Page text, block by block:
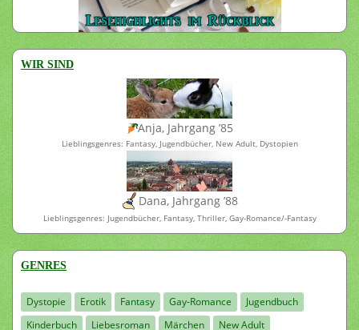
WIR SIND
Anja, Jahrgang ’85
Lieblingsgenres: Fantasy, Jugendbücher, New Adult, Dystopien
Dana, Jahrgang ’88
Lieblingsgenres: Jugendbücher, Fantasy, Thriller, Gay-Romance/-Fantasy
GENRES
Dystopie Erotik Fantasy Gay-Romance
Jugendbuch
Kinderbuch
Liebesroman Märchen
New Adult